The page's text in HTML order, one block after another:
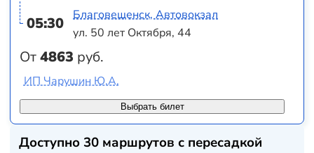
05:30
От4863 руб.
Благовещенск, Автовокзал
ул. 50 лет Октября, 44
Выбрать билет
ИП Чарушин Ю.А.
Доступно 30 маршрутов с пересадкой